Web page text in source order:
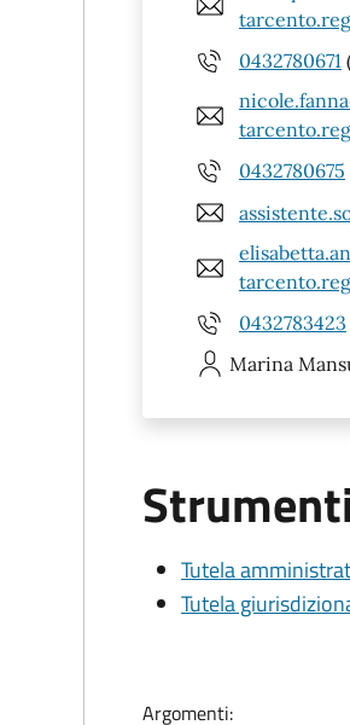
0432780671
0432780675
0432783423
Marina
Tutela
Tutela
Argomenti: